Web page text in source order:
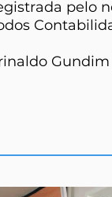
pelo
Gundim